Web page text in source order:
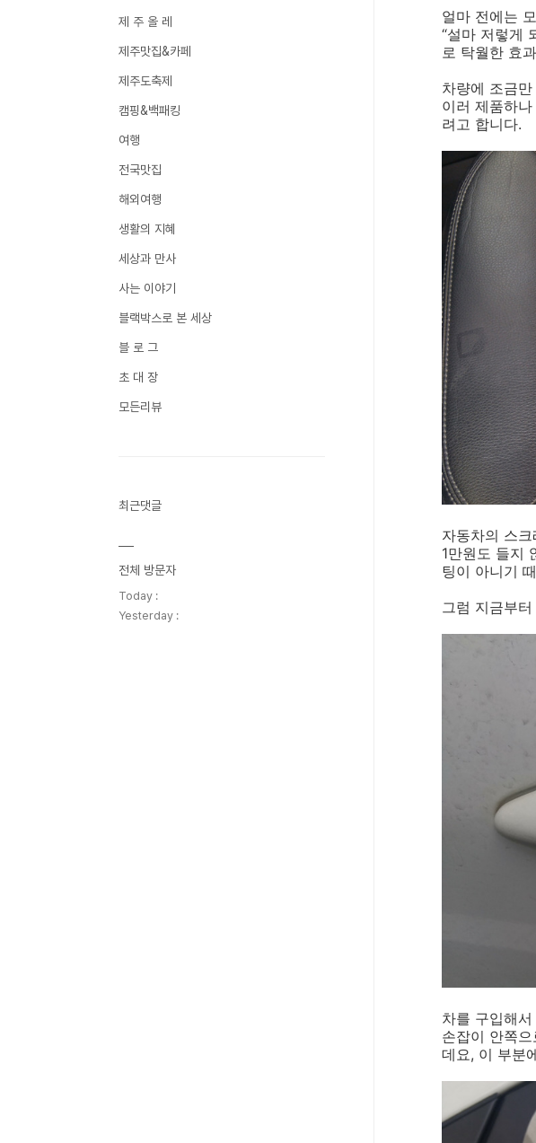
얼마 전에는
“설마 저렇게
로 탁월한 효
차량에 조금
이러 제품하
려고 합니다.
자동차의 스
1만원도 들지
팅이 아니기
그럼 지금부
차를 구입해
손잡이 안쪽
데요, 이 부분
제 주 올 레
제주맛집&카페
제주도축제
캠핑&백패킹
여행
전국맛집
해외여행
생활의 지혜
세상과 만사
사는 이야기
블랙박스로 본 세상
블 로 그
초 대 장
모든리뷰
최근댓글
전체 방문자
Today :
Yesterday :